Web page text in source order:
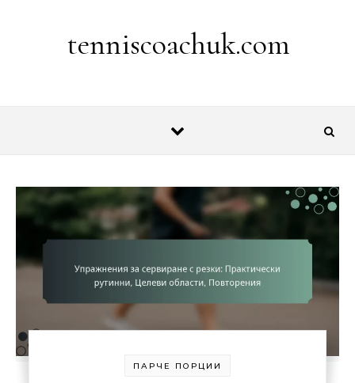
tenniscoachuk.com
ПАРЧЕ ПОРЦИИ